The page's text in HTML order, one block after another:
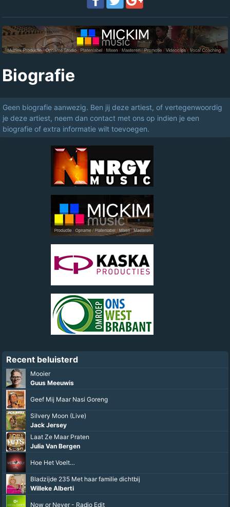
Biografie
Geen biografie aanwezig. Ben jij deze artiest, of vertegenwoordig
je deze artiest, neem dan contact met ons op indien je een
biografie of extra informatie wilt toevoegen.
Recent beluisterd
Mooier
Guus Meeuwis
Geef Mij Maar Nasi Goreng
Silvery Moon (Live)
Jack Jersey
Laat Ze Maar Praten
Julia Van Bergen
Hoe Het Voelt…
Bladzijde 235 Met haar familie dichtbij
Willeke Alberti
Now or Never - Radio Edit